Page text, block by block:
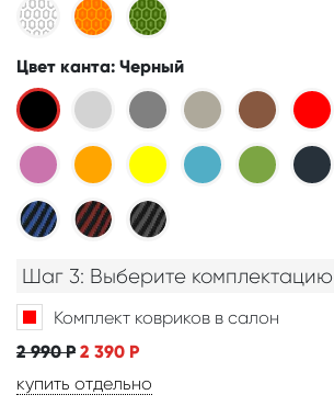
Цвет канта: Черный
Шаг 3: Выберите комплектацию
Комплект ковриков в салон
2 990Р 2 390 Р
купить отдельно